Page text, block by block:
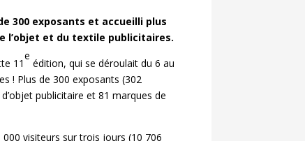
300 exposants et accueilli plus
l’objet et du textile publicitaires.
11
e
édition, qui se déroulait du 6 au
! Plus de 300 exposants (302
publicitaire et 81 marques de
visiteurs sur trois jours (10 706